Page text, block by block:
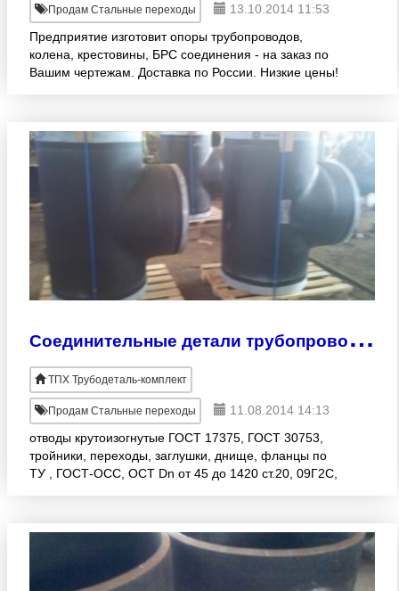
Продам Стальные переходы
13.10.2014 11:53
Предприятие изготовит опоры трубопроводов,
колена, крестовины, БРС соединения - на заказ по
Вашим чертежам. Доставка по России. Низкие цены!
С
оединительные детали трубопроводов - весь сортамент в наличии на складе
ТПХ Трубодеталь-комплект
Продам Стальные переходы
11.08.2014 14:13
отводы крутоизогнутые ГОСТ 17375, ГОСТ 30753,
тройники, переходы, заглушки, днище, фланцы по
ТУ , ГОСТ-ОСС, ОСТ Dn от 45 до 1420 ст.20, 09Г2С,